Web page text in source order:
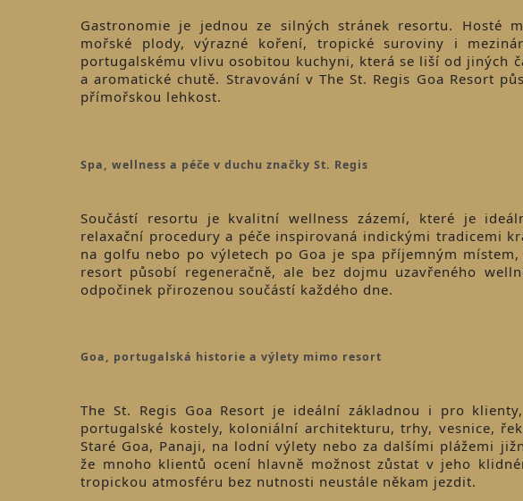
Gastronomie je jednou ze silných stránek resortu. Hosté
mořské plody, výrazné koření, tropické suroviny i
portugalskému vlivu osobitou kuchyni, která se liší od jiných
a aromatické chutě. Stravování v The St. Regis Goa Resort
přímořskou lehkost.
Spa, wellness a péče v duchu značky St. Regis
Součástí resortu je kvalitní wellness zázemí, které je
relaxační procedury a péče inspirovaná indickými tradicemi
na golfu nebo po výletech po Goa je spa příjemným
resort působí regeneračně, ale bez dojmu uzavřeného
odpočinek přirozenou součástí každého dne.
Goa, portugalská historie a výlety mimo resort
The St. Regis Goa Resort je ideální základnou i pro
portugalské kostely, koloniální architekturu, trhy, vesnice,
Staré Goa, Panaji, na lodní výlety nebo za dalšími plážemi
že mnoho klientů ocení hlavně možnost zůstat v jeho
tropickou atmosféru bez nutnosti neustále někam jezdit.